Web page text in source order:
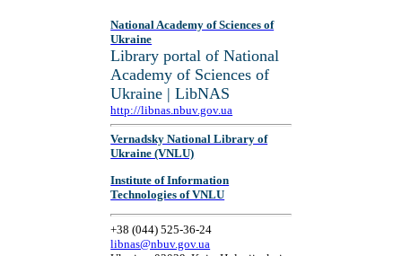
National Academy of Sciences of
Ukraine
Library portal of National
Academy of Sciences of
Ukraine | LibNAS
http://libnas.nbuv.gov.ua
Vernadsky National Library of
Ukraine (VNLU)
Institute of Information
Technologies of VNLU
+38 (044) 525-36-24
libnas@nbuv.gov.ua